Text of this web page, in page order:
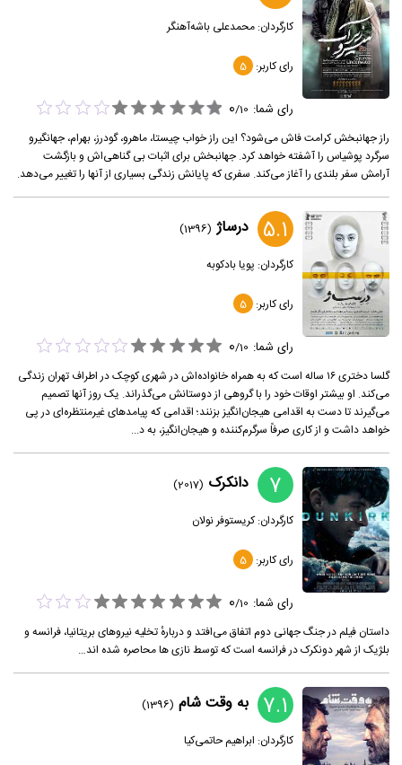
کارگردان:محمدعلی باشه‌آهنگر
رای کاربر: 5
رای شما: 0/10
راز جهانبخش کرامت فاش می‌شود؟ این راز خواب چیستا، ماهرو، گودرز، بهرام، جهانگیرو
سرگرد پوشیاس را آشفته خواهد کرد. جهانبخش برای اثبات بی گناهی‌اش و بازگشت
آرامش سفر بلندی را آغاز می‌کند. سفری که پایانش زندگی بسیاری از آنها را تغییر می‌دهد.
5.1 درساژ (1396)
کارگردان: پویا بادکوبه
رای کاربر: 5
رای شما: 0/10
گلسا دختری ۱۶ ساله است که به همراه خانواده‌اش در شهری کوچک در اطراف تهران زندگی
می‌کند. او بیشتر اوقات خود را با گروهی از دوستانش می‌گذراند. یک روز آنها تصمیم
می‌گیرند تا دست به اقدامی هیجان‌انگیز بزنند؛ اقدامی که پیامدهای غیرمنتظره‌ای در پی
خواهد داشت و از کاری صرفاً سرگرم‌کننده و هیجان‌انگیز، به د...
7 دانکرک (2017)
کارگردان:کریستوفر نولان
رای کاربر: 5
رای شما: 0/10
داستان فیلم در جنگ جهانی دوم اتفاق می‌افتد و دربارهٔ تخلیه نیروهای بریتانیا، فرانسه و
بلژیک از شهر دونکرک در فرانسه است که توسط نازی ها محاصره شده اند…
7.1 به وقت شام (1396)
کارگردان: ابراهیم حاتمی‌کیا